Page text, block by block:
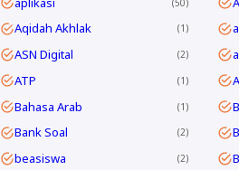
Aqidah Akhlak 1
ASN Digital 2
ATP 1
Bahasa Arab 1
Bank Soal 2
beasiswa 2